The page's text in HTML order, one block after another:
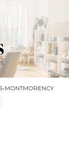
MONTMORENCY